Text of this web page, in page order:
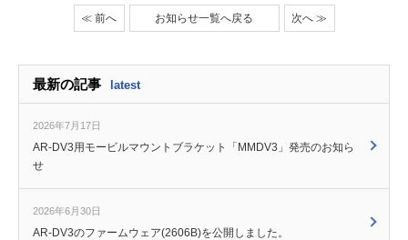
≪ 前へ お知らせ一覧へ戻る 次へ ≫
最新の記事 latest
2026年7月17日
AR-DV3用モービルマウントブラケット「MMDV3」発売のお知ら
せ
2026年6月30日
AR-DV3のファームウェア(2606B)を公開しました。